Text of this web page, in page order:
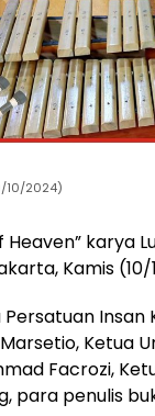
10/2024)
Heaven” karya
Kamis
Insan
Ketua
Facrozi,
para penulis